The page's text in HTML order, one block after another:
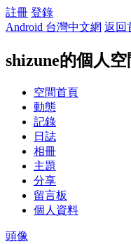
註冊 登錄
Android 台灣中文網 返回
shizune的個人空
空間首頁
動態
記錄
日誌
相冊
主題
分享
留言板
個人資料
頭像